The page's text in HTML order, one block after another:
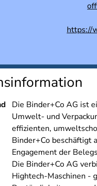
https://
Die Binder+Co AG ist
Umwelt- und
effizienten,
Binder+Co beschäftigt
Engagement der
Die Binder+Co AG
Hightech-Maschinen -